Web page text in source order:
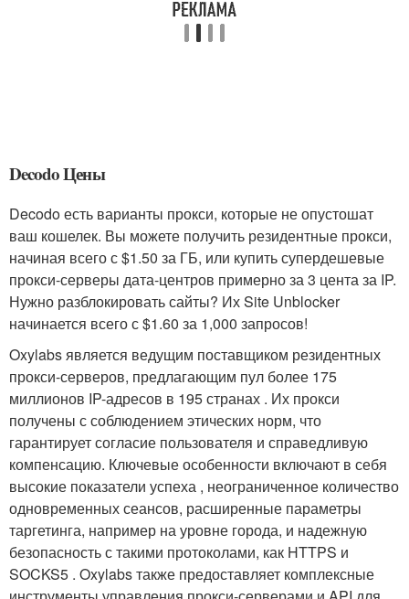
Decodo Цены
Decodo есть варианты прокси, которые не опустошат
ваш кошелек. Вы можете получить резидентные прокси,
начиная всего с $1.50 за ГБ, или купить супердешевые
прокси-серверы дата-центров примерно за 3 цента за IP.
Нужно разблокировать сайты? Их Site Unblocker
начинается всего с $1.60 за 1,000 запросов!
Oxylabs является ведущим поставщиком резидентных
прокси-серверов, предлагающим пул более 175
миллионов IP-адресов в 195 странах . Их прокси
получены с соблюдением этических норм, что
гарантирует согласие пользователя и справедливую
компенсацию. Ключевые особенности включают в себя
высокие показатели успеха , неограниченное количество
одновременных сеансов, расширенные параметры
таргетинга, например на уровне города, и надежную
безопасность с такими протоколами, как HTTPS и
SOCKS5 . Oxylabs также предоставляет комплексные